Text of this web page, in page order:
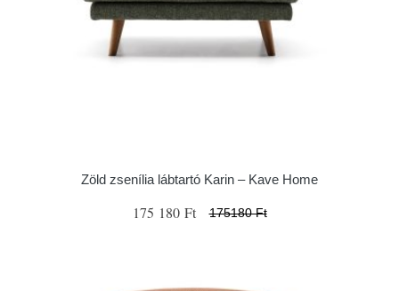
Zöld zsenília lábtartó Karin – Kave Home
175 180 Ft 175180 Ft